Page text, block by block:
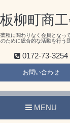
板柳町商
種に関わりなく会員となっ
ために総合的な活動を行う
0172-73-3254
お問い合わせ
MENU